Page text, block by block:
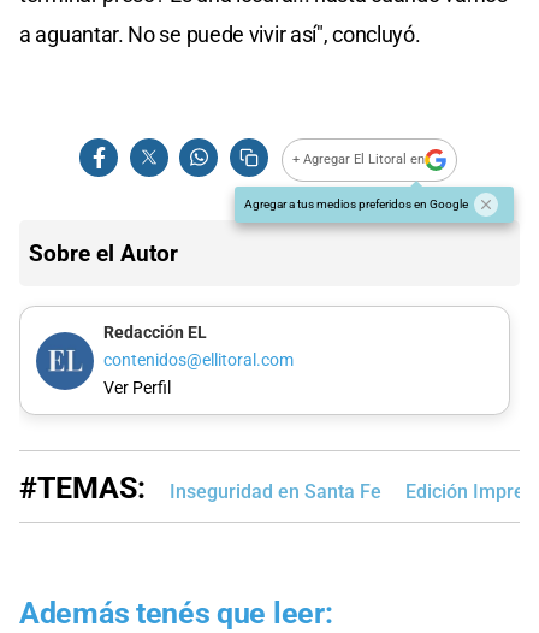
a aguantar. No se puede vivir así", concluyó.
+ Agregar El Litoral en
Agregar a tus medios preferidos en Google
Sobre el Autor
Redacción EL
contenidos@ellitoral.com
Ver Perfil
#TEMAS: Inseguridad en Santa Fe Edición
Además tenés que leer: